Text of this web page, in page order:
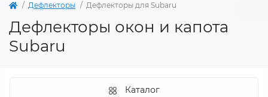
Дефлекторы Дефлекторы для Subaru
Дефлекторы окон и капота
Subaru
Каталог